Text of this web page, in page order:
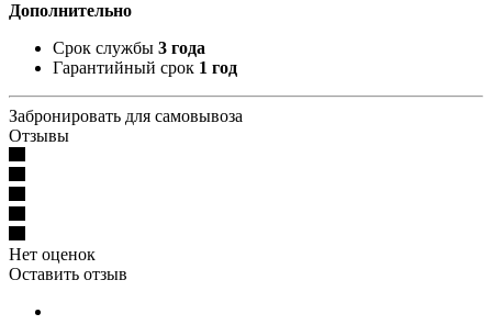
Дополнительно
Срок службы 3 года
Гарантийный срок 1 год
Забронировать для самовывоза
Отзывы
Нет оценок
Оставить отзыв